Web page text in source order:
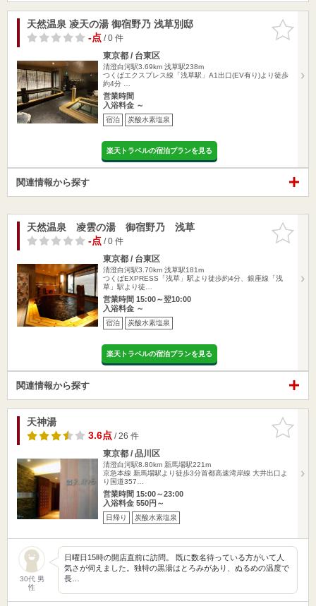
お気に入
りに追加
天然温泉 凌天の湯 御宿野乃 浅草別邸
-点/ 0 件
東京都 / 台東区
清澄白河駅3.69km 浅草駅238m
つくばエクスプレス線「浅草駅」A1出口(EV有り)より徒歩
約4分 …
営業時間
入浴料金 ～
宿泊 炭酸水素塩泉
楽天トラベルの宿泊プランを見る
関連情報から探す
お気に入
りに追加
天然温泉 凌雲の湯 御宿野乃 浅草
-点/ 0 件
東京都 / 台東区
清澄白河駅3.70km 浅草駅181m
つくばEXPRESS「浅草」駅より徒歩約4分、銀座線「浅
草」駅より徒…
営業時間 15:00～翌10:00
入浴料金 ～
宿泊 炭酸水素塩泉
楽天トラベルの宿泊プランを見る
関連情報から探す
お気に入
りに追加
天神湯
3.6点/ 26 件
東京都 / 品川区
清澄白河駅8.80km 新馬場駅221m
京急本線 新馬場駅より徒歩3分首都高速湾岸線 大井出口よ
り国道357…
営業時間 15:00～23:00
入浴料金 550円～
日帰り 炭酸水素塩泉
30代 男
性
日曜日15時の開店直前に訪問。 既に数名待っている方がいて人
気さが伺えました。独特の黒湯はとろみがあり、ぬるめの温度で
長…